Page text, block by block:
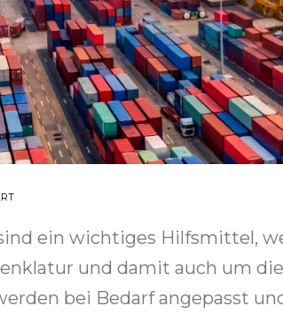
ein wichtiges Hilfsmittel,
und damit auch um
bei Bedarf angepasst